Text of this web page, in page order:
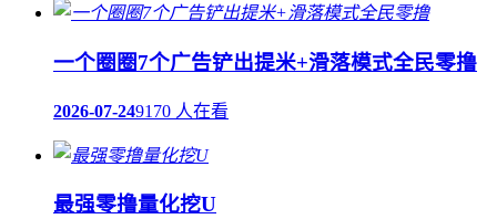
一个圈圈7个广告铲出提米+滑落模式全民零撸
2026-07-249170 人在看
最强零撸量化挖U